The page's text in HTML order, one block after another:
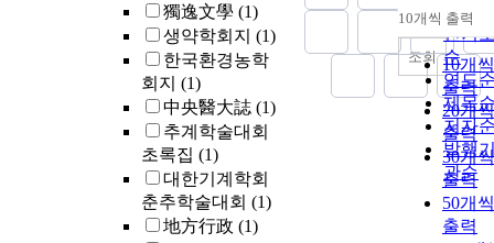
獨逸文學 (1)
생약학회지 (1)
한국환경농학
회지 (1)
中央醫大誌 (1)
추계학술대회
초록집 (1)
대한기계학회
춘추학술대회 (1)
地方行政 (1)
순
인기
순
연도
제목
저자
발행
관순
내림
10개씩 출력
10개씩
출력
20개씩
출력
30개씩
출력
50개씩
출력
조회